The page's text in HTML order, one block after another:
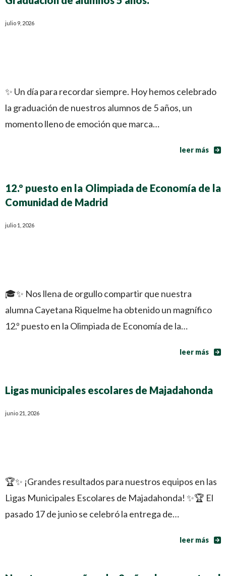
julio 9, 2026
✨ Un día para recordar siempre. Hoy hemos celebrado
la graduación de nuestros alumnos de 5 años, un
momento lleno de emoción que marca…
leer más
12.º puesto en la Olimpiada de Economía de la
Comunidad de Madrid
julio 1, 2026
🎓✨ Nos llena de orgullo compartir que nuestra
alumna Cayetana Riquelme ha obtenido un magnífico
12.º puesto en la Olimpiada de Economía de la…
leer más
Ligas municipales escolares de Majadahonda
junio 21, 2026
🏆✨ ¡Grandes resultados para nuestros equipos en las
Ligas Municipales Escolares de Majadahonda! ✨🏆 El
pasado 17 de junio se celebró la entrega de…
leer más